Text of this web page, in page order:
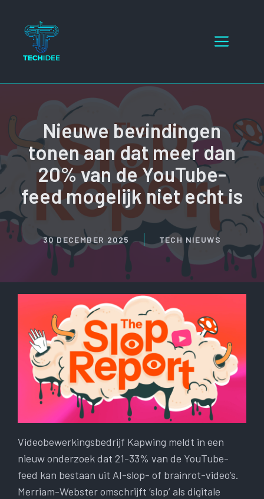
inhoud
Menu
Nieuwe bevindingen
tonen aan dat meer dan
20% van de YouTube-
feed mogelijk niet echt is
30 DECEMBER 2025 TECH NIEUWS
Videobewerkingsbedrijf Kapwing meldt in een
nieuw onderzoek dat 21-33% van de YouTube-
feed kan bestaan ​​uit AI-slop- of brainrot-video’s.
Merriam-Webster omschrijft ‘slop’ als digitale